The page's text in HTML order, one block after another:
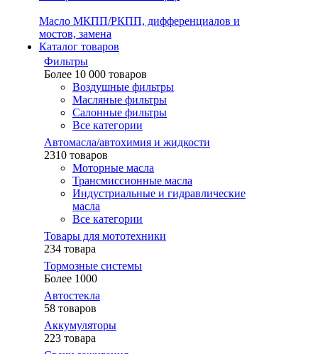
Масло МКПП/РКПП, дифференциалов и
мостов, замена
Каталог товаров
Фильтры
Более 10 000 товаров
Воздушные фильтры
Масляные фильтры
Салонные фильтры
Все категории
Автомасла/автохимия и жидкости
2310 товаров
Моторные масла
Трансмиссионные масла
Индустриальные и гидравлические
масла
Все категории
Товары для мототехники
234 товара
Тормозные системы
Более 1000
Автостекла
58 товаров
Аккумуляторы
223 товара